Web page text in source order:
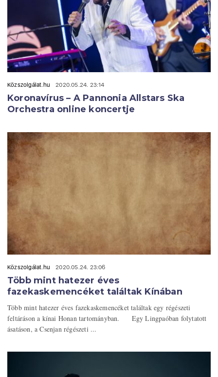
Közszolgálat.hu 2020.05.24. 23:14
Koronavírus – A Pannonia Allstars Ska
Orchestra online koncertje
Közszolgálat.hu 2020.05.24. 23:06
Több mint hatezer éves
fazekaskemencéket találtak Kínában
Több mint hatezer éves fazekaskemencéket találtak egy régészeti
feltáráson a kínai Honan tartományban. Egy Lingpaóban folytatott
ásatáson, a Csenjan régészeti ...